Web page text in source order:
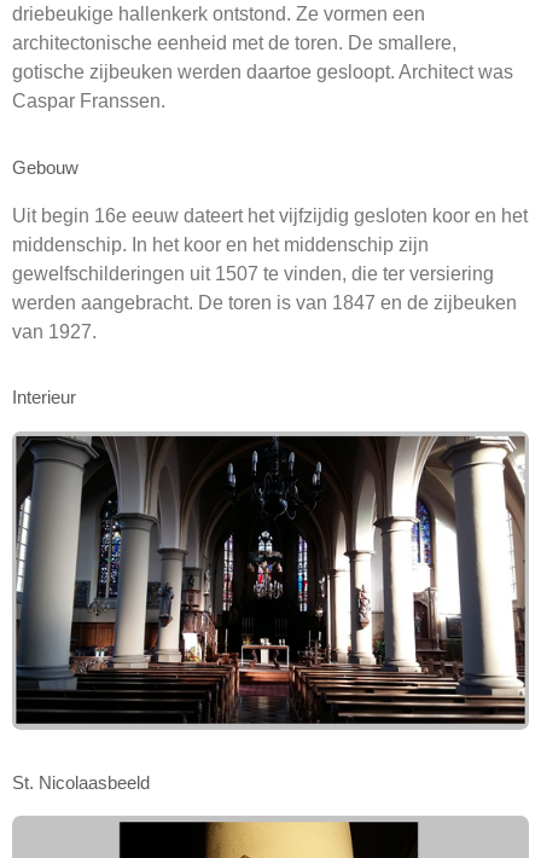
driebeukige hallenkerk ontstond. Ze vormen een
architectonische eenheid met de toren. De smallere,
gotische zijbeuken werden daartoe gesloopt. Architect was
Caspar Franssen.
Gebouw
Uit begin 16e eeuw dateert het vijfzijdig gesloten koor en het
middenschip. In het koor en het middenschip zijn
gewelfschilderingen uit 1507 te vinden, die ter versiering
werden aangebracht. De toren is van 1847 en de zijbeuken
van 1927.
Interieur
St. Nicolaasbeeld